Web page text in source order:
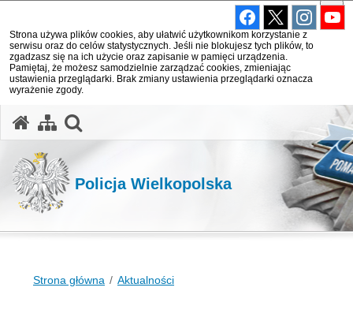
Strona używa plików cookies, aby ułatwić użytkownikom korzystanie z
serwisu oraz do celów statystycznych. Jeśli nie blokujesz tych plików, to
zgadzasz się na ich użycie oraz zapisanie w pamięci urządzenia.
Pamiętaj, że możesz samodzielnie zarządzać cookies, zmieniając
ustawienia przeglądarki. Brak zmiany ustawienia przeglądarki oznacza
wyrażenie zgody.
Policja Wielkopolska
Strona główna Aktualności